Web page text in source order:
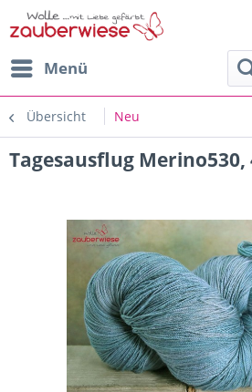
Menü
Übersicht Neu
Tagesausflug Merino530,